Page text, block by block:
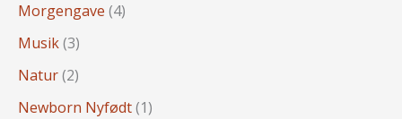
Morgengave (4)
Musik(3)
Natur(2)
Newborn Nyfødt(1)